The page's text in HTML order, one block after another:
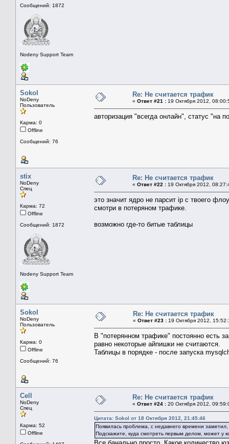
Сообщений: 1872
Nodeny Support Team
Sokol
NoDeny
Пользователь
Карма: 0
Offline
Сообщений: 76
Re: Не считается трафик
« Ответ #21 : 19 Октября 2012,
авторизация "всегда онлайн", статус "на
stix
NoDeny
Спец
Карма: 72
Offline
Сообщений: 1872
Nodeny Support Team
Re: Не считается трафик
« Ответ #22 : 19 Октября 2012,
это значит ядро не парсит ip с твоего
смотри в потеряном трафике.
возможно где-то битые таблицы
Sokol
NoDeny
Пользователь
Карма: 0
Offline
Сообщений: 76
Re: Не считается трафик
« Ответ #23 : 19 Октября 2012,
В "потерянном трафике" постоянно есть
равно некоторые айпишки не считаются.
Таблицы в порядке - после запуска
Cell
NoDeny
Спец
Карма: 52
Offline
Re: Не считается трафик
« Ответ #24 : 20 Октября 2012,
Цитата: Sokol от 18 Октября 2012, 21:45:46
Появилась проблема, с недавнего времени заметил,
Подскажите, куда смотреть первым делом, может у